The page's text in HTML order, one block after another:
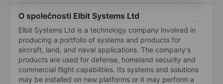
O společnosti Elbit Systems Ltd
Elbit Systems Ltd is a technology company involved in
producing a portfolio of systems and products for
aircraft, land, and naval applications. The company's
products are used for defense, homeland security and
commercial flight capabilities. Its systems and solutions
may be installed on new platforms or it may perform a